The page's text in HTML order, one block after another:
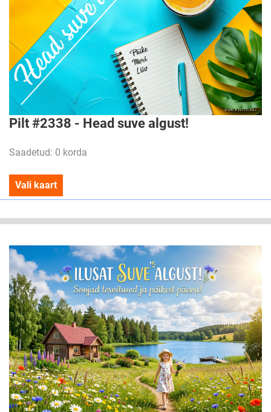
Pilt #2338 - Head suve algust!
Saadetud: 0 korda
Vali kaart